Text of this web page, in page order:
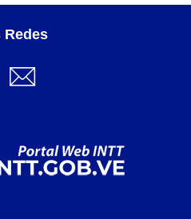
para la Prestación
para la Prestación del
Redes